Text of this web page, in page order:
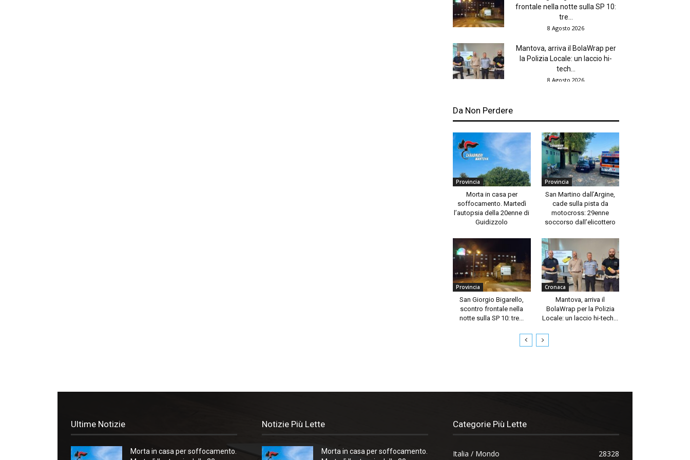
frontale nella notte sulla SP 10:
tre...
8 Agosto 2026
Mantova, arriva il BolaWrap per
la Polizia Locale: un laccio hi-
tech...
8 Agosto 2026
Da Non Perdere
Provincia
Morta in casa per
soffocamento. Martedì
l’autopsia della 20enne di
Guidizzolo
Provincia
San Martino dall’Argine,
cade sulla pista da
motocross: 29enne
soccorso dall’elicottero
Provincia
San Giorgio Bigarello,
scontro frontale nella
notte sulla SP 10: tre...
Cronaca
Mantova, arriva il
BolaWrap per la Polizia
Locale: un laccio hi-tech...
Ultime Notizie
Morta in casa per soffocamento.
Notizie Più Lette
Morta in casa per soffocamento.
Categorie Più Lette
Italia / Mondo 28328